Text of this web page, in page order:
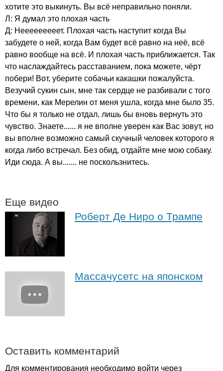
хотите это выкинуть. Вы всё неправильно поняли.
Л: Я думал это плохая часть
Д: Нееееееееет. Плохая часть наступит когда Вы
забудете о ней, когда Вам будет всё равно на неё, всё
равно вообще на всё. И плохая часть приближается. Так
что наслаждайтесь расставанием, пока можете, чёрт
побери! Вот, уберите собачьи какашки пожалуйста.
Везучий сукин сын, мне так сердце не разбивали с того
времени, как Мерелин от меня ушла, когда мне было 35.
Что бы я только не отдал, лишь бы вновь вернуть это
чувство. Знаете...... я не вполне уверен как Вас зовут, но
вы вполне возможно самый скучный человек которого я
когда либо встречал. Без обид, отдайте мне мою собаку.
Иди сюда. А вы....... не поскользнитесь.
Еще видео
Роберт Де Ниро о Трампе
Массачусетс на японском
Оставить комментарий
Для комментирования необходимо войти через